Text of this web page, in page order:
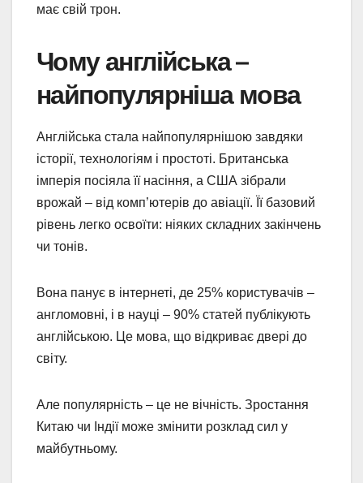
має свій трон.
Чому англійська –
найпопулярніша мова
Англійська стала найпопулярнішою завдяки
історії, технологіям і простоті. Британська
імперія посіяла її насіння, а США зібрали
врожай – від комп’ютерів до авіації. Її базовий
рівень легко освоїти: ніяких складних закінчень
чи тонів.
Вона панує в інтернеті, де 25% користувачів –
англомовні, і в науці – 90% статей публікують
англійською. Це мова, що відкриває двері до
світу.
Але популярність – це не вічність. Зростання
Китаю чи Індії може змінити розклад сил у
майбутньому.